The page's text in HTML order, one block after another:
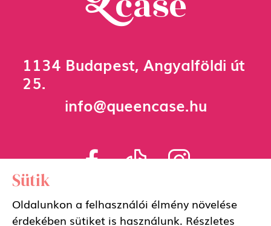
25.
info@queencase.hu
Általános szerződési feltételek
Sütik
Oldalunkon a felhasználói élmény növelése
érdekében sütiket is használunk. Részletes